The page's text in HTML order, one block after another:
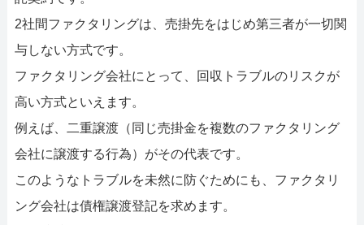
2社間ファクタリングは、売掛先をはじめ第三者が一切関
与しない方式です。
ファクタリング会社にとって、回収トラブルのリスクが
高い方式といえます。
例えば、二重譲渡（同じ売掛金を複数のファクタリング
会社に譲渡する行為）がその代表です。
このようなトラブルを未然に防ぐためにも、ファクタリ
ング会社は債権譲渡登記を求めます。